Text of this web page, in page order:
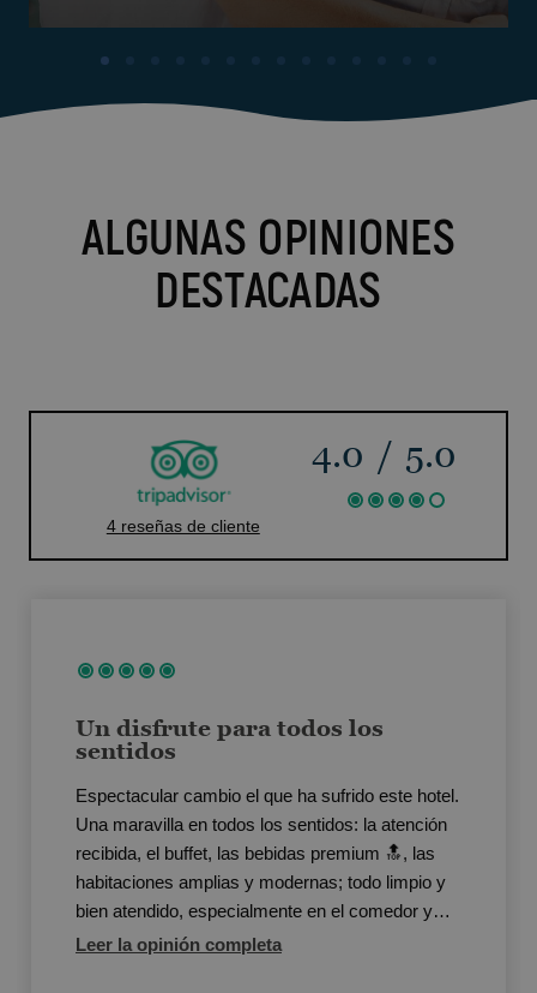
ALGUNAS OPINIONES
DESTACADAS
4.0 / 5.0
4 reseñas de cliente
Un disfrute para todos los
sentidos
Espectacular cambio el que ha sufrido este hotel.
Una maravilla en todos los sentidos: la atención
recibida, el buffet, las bebidas premium 🔝, las
habitaciones amplias y modernas; todo limpio y
bien atendido, especialmente en el comedor y
zonas comunes...
Leer la opinión completa